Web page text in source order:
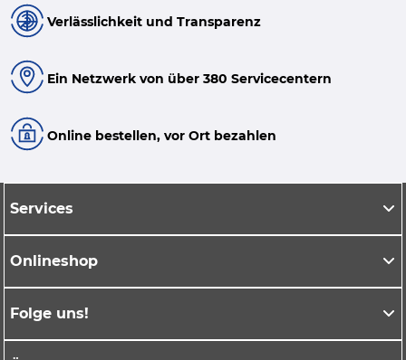
Verlässlichkeit und Transparenz
Ein Netzwerk von über 380 Servicecentern
Online bestellen, vor Ort bezahlen
Services
Onlineshop
Folge uns!